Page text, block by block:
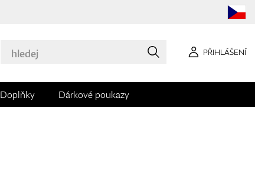
PŘIHLÁŠENÍ
Doplňky Dárkové poukazy